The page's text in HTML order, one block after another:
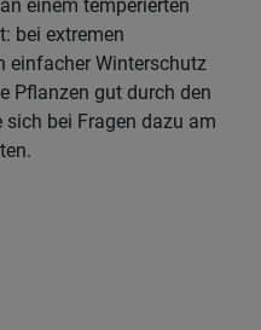
einem temperierten
bei extremen
einfacher Winterschutz
Pflanzen gut durch den
sich bei Fragen dazu am